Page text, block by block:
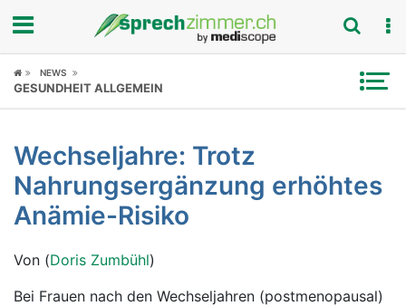
Fokus
Symptome
Untersuchungen
News
Ratgeber
NEWS
GESUNDHEIT ALLGEMEIN
Wechseljahre: Trotz
Nahrungsergänzung erhöhtes
Anämie-Risiko
Von (Doris Zumbühl)
Bei Frauen nach den Wechseljahren (postmenopausal)